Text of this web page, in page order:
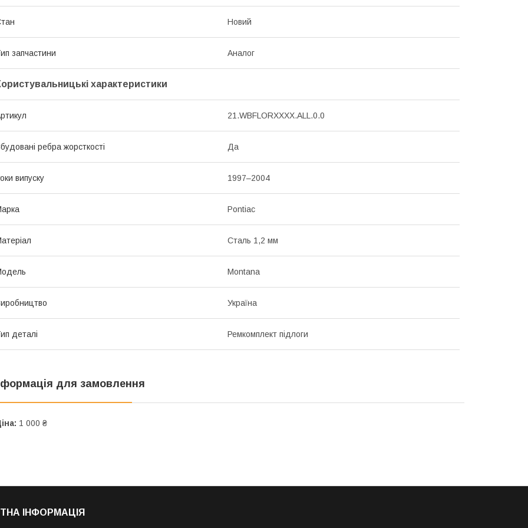
Новий
запчастини Аналог
характеристики
21.WBFLORXXXX.ALL.0.0
ребра жорсткості Да
випуску 1997–2004
Pontiac
Сталь 1,2 мм
Montana
Україна
деталі Ремкомплект підлоги
для замовлення
1 000 ₴
ІНФОРМАЦІЯ